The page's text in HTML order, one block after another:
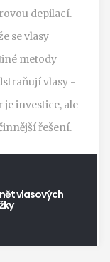
depilací.
se vlasy
metody
vlasy -
investice, ale
řešení.
vlasových